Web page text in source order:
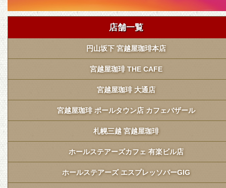
店舗一覧
円山坂下 宮越屋珈琲本店
宮越屋珈琲 THE CAFE
宮越屋珈琲 大通店
宮越屋珈琲 ポールタウン店 カフェバザール
札幌三越 宮越屋珈琲
ホールステアーズカフェ 有楽ビル店
ホールステアーズ エスプレッソバーGIG